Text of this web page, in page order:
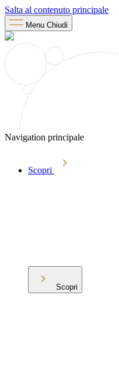
Salta al contenuto principale
Menu Chiudi
Navigation principale
Scopri
Scopri